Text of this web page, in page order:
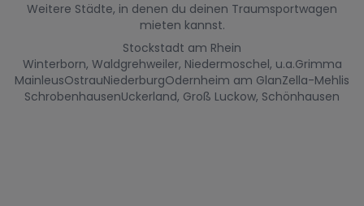
Weitere Städte, in denen du deinen Traumsportwagen
mieten kannst.
Stockstadt am Rhein
Winterborn, Waldgrehweiler, Niedermoschel, u.a.Grimma
MainleusOstrauNiederburgOdernheim am GlanZella-Mehlis
SchrobenhausenUckerland, Groß Luckow, Schönhausen